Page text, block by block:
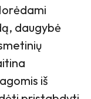
daugybė
iš